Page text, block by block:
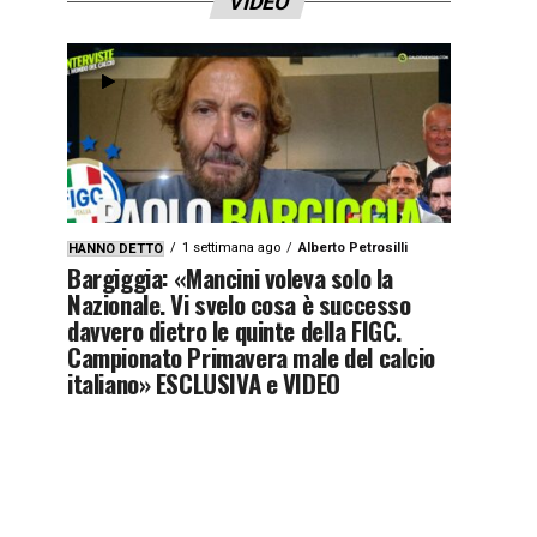
HANNO DETTO 1 settimana ago Alberto Petrosilli
Bargiggia: «Mancini voleva solo la
Nazionale. Vi svelo cosa è successo
davvero dietro le quinte della FIGC.
Campionato Primavera male del calcio
italiano» ESCLUSIVA e VIDEO